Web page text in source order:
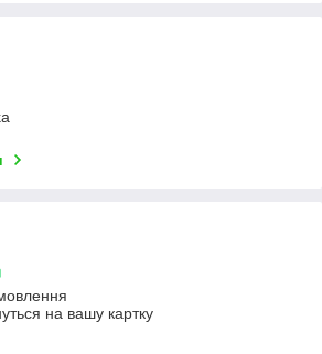
на вашу картку